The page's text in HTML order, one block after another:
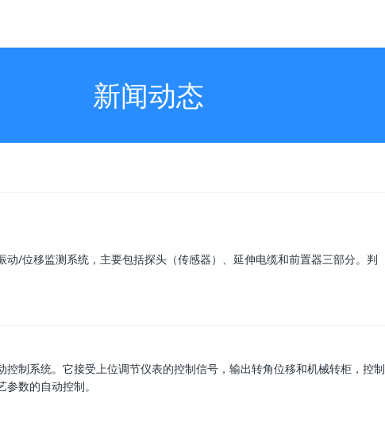
新闻动态
/位移监测系统，主要包括探头（传感器）、延伸电缆和前置器三部分。判
制系统。它接受上位调节仪表的控制信号，输出转角位移和机械转柜，控制
数的自动控制。